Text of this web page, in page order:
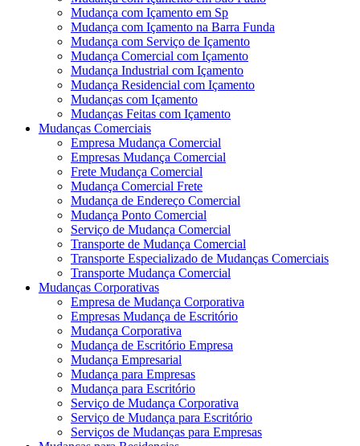
Mudança com Içamento em Sp
Mudança com Içamento na Barra Funda
Mudança com Serviço de Içamento
Mudança Comercial com Içamento
Mudança Industrial com Içamento
Mudança Residencial com Içamento
Mudanças com Içamento
Mudanças Feitas com Içamento
Mudanças Comerciais
Empresa Mudança Comercial
Empresas Mudança Comercial
Frete Mudança Comercial
Mudança Comercial Frete
Mudança de Endereço Comercial
Mudança Ponto Comercial
Serviço de Mudança Comercial
Transporte de Mudança Comercial
Transporte Especializado de Mudanças Comerciais
Transporte Mudança Comercial
Mudanças Corporativas
Empresa de Mudança Corporativa
Empresas Mudança de Escritório
Mudança Corporativa
Mudança de Escritório Empresa
Mudança Empresarial
Mudança para Empresas
Mudança para Escritório
Serviço de Mudança Corporativa
Serviço de Mudança para Escritório
Serviços de Mudanças para Empresas